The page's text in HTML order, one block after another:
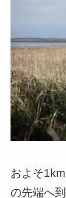
およそ
の先端へ